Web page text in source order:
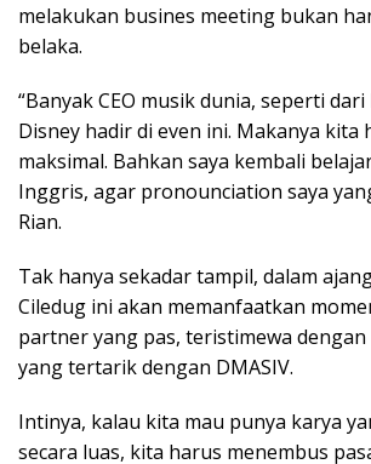
melakukan busines meeting bukan
belaka.
“Banyak CEO musik dunia, seperti
Disney hadir di even ini. Makanya kita
maksimal. Bahkan saya kembali
Inggris, agar pronounciation saya
Rian.
Tak hanya sekadar tampil, dalam
Ciledug ini akan memanfaatkan
partner yang pas, teristimewa
yang tertarik dengan DMASIV.
Intinya, kalau kita mau punya karya
secara luas, kita harus menembus